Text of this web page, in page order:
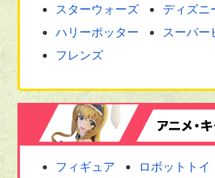
スターウォーズ
ディズニ
ハリーポッター
スーパー
フレンズ
フィギュア ロボットトイ